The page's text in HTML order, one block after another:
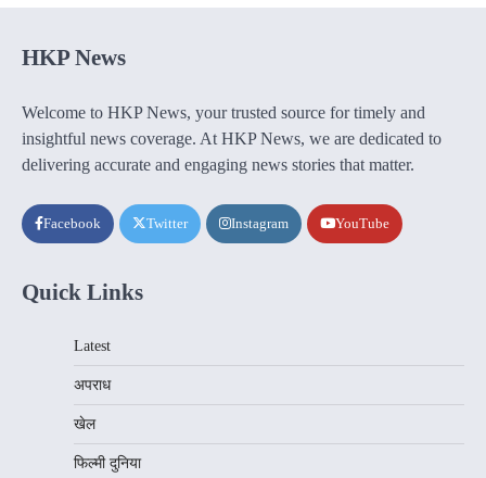
HKP News
Welcome to HKP News, your trusted source for timely and
insightful news coverage. At HKP News, we are dedicated to
delivering accurate and engaging news stories that matter.
Facebook Twitter Instagram YouTube
Quick Links
Latest
अपराध
खेल
फिल्मी दुनिया